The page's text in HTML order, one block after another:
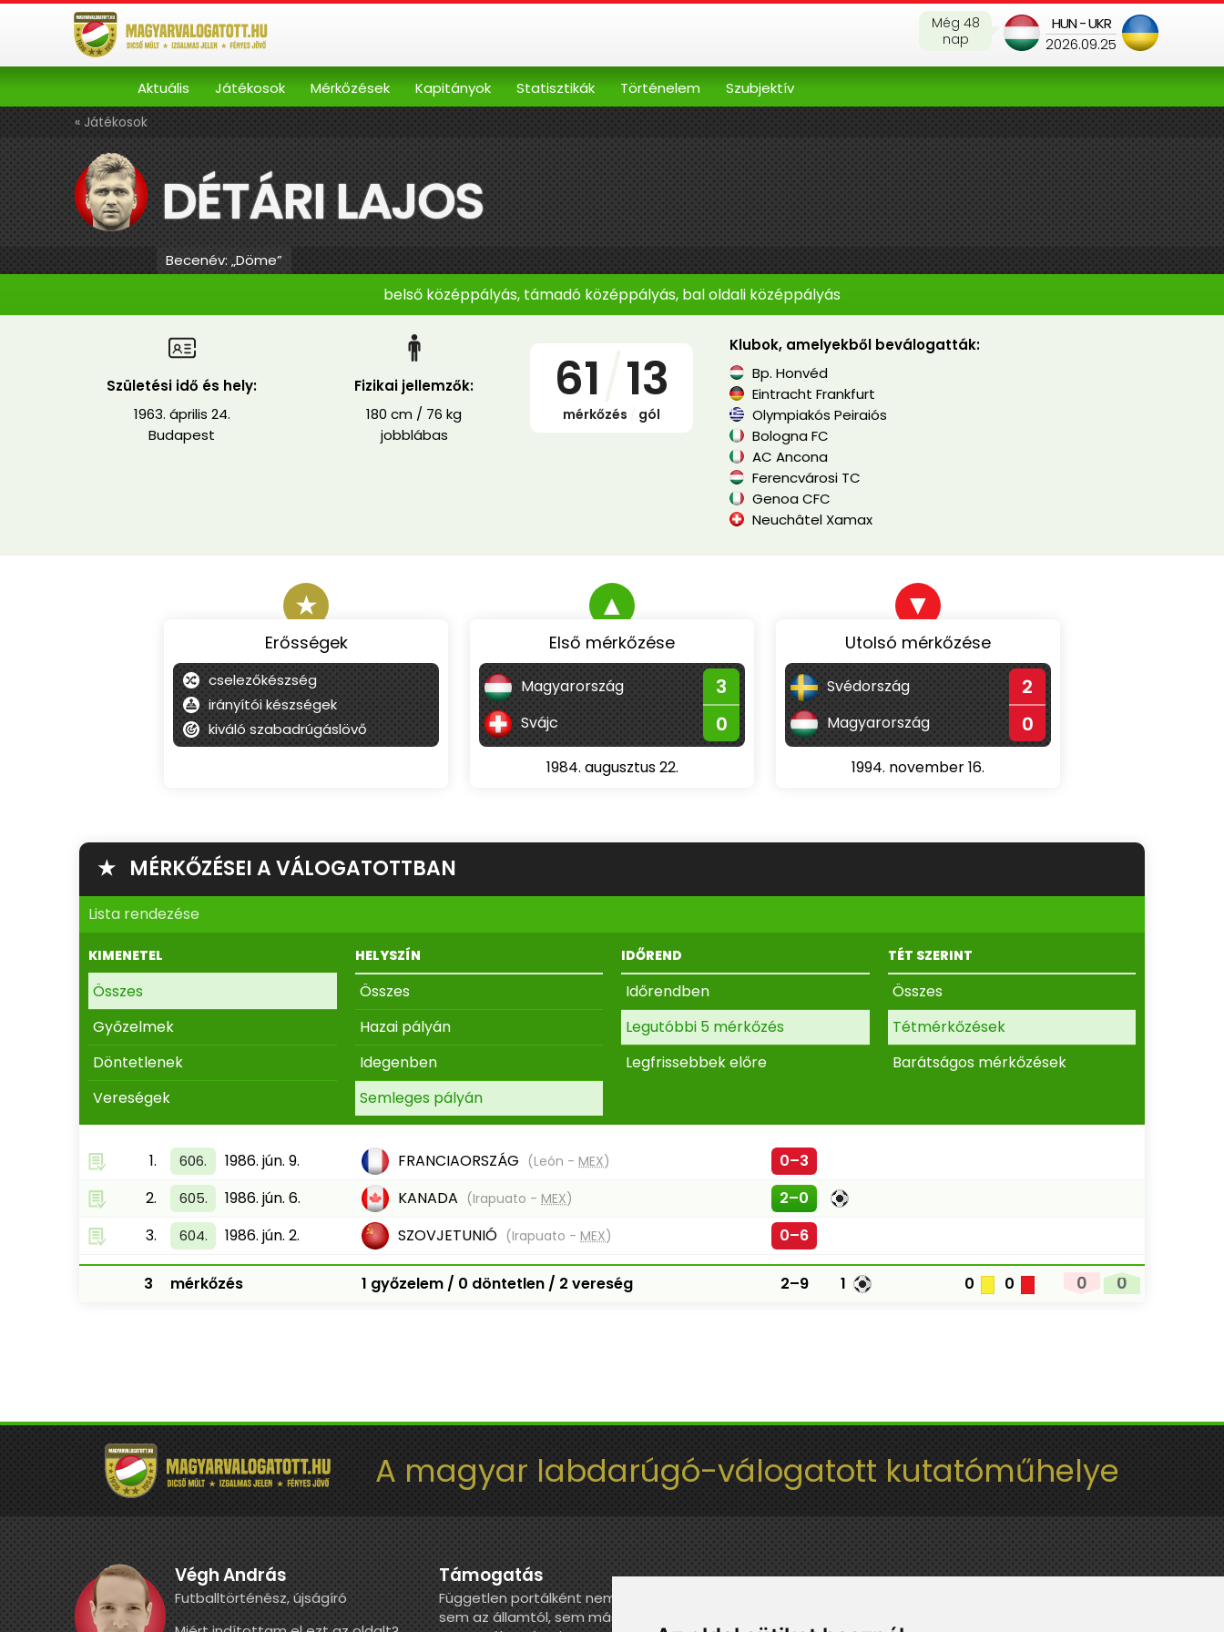
HUN - UKR
2026.09.25
Még 48
nap
Aktuális Játékosok Mérkőzések Kapitányok Statisztikák Történelem Szubjektív
« Játékosok
DÉTÁRI LAJOS
Becenév: „Döme”
belső középpályás, támadó középpályás, bal oldali középpályás
Születési idő és hely:
1963. április 24.
Budapest
Fizikai jellemzők:
180 cm / 76 kg
jobblábas
61 13
mérkőzés gól
Klubok, amelyekből beválogatták:
Bp. Honvéd
Eintracht Frankfurt
Olympiakós Peiraiós
Bologna FC
AC Ancona
Ferencvárosi TC
Genoa CFC
Neuchâtel Xamax
★
Erősségek
cselezőkészség
irányítói készségek
kiváló szabadrúgáslövő
▲
Első mérkőzése
Magyarország 3
Svájc 0
1984. augusztus 22.
▼
Utolsó mérkőzése
Svédország 2
Magyarország 0
1994. november 16.
★ MÉRKŐZÉSEI A VÁLOGATOTTBAN
Lista rendezése
KIMENETEL
Összes
Győzelmek
Döntetlenek
Vereségek
HELYSZÍN
Összes
Hazai pályán
Idegenben
Semleges pályán
IDŐREND
Időrendben
Legutóbbi 5 mérkőzés
Legfrissebbek előre
TÉT SZERINT
Összes
Tétmérkőzések
Barátságos mérkőzések
1. 606. 1986. jún. 9. FRANCIAORSZÁG (León - MEX)
0–3
2.
605. 1986. jún. 6. KANADA (Irapuato - MEX)
2–0
3.
604. 1986. jún. 2. SZOVJETUNIÓ (Irapuato - MEX) 0–6
3 mérkőzés 1 győzelem / 0 döntetlen / 2 vereség 2–9 1 0 0 0 0
A magyar labdarúgó-válogatott kutatóműhelye
Végh András
Futballtörténész, újságíró
Támogatás
Független portálként nem kapunk juttatást
sem az államtól, sem más szervezettől. Ha